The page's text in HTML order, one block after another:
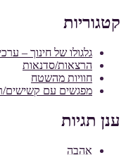
קטגוריות
גלגולו של חינוך –
הרצאות/סדנאות
חוויות מהשטח
מפגשים עם קשישים/
ענן תגיות
אהבה